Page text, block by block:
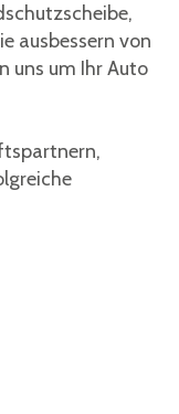
ausbessern von
uns um Ihr Auto